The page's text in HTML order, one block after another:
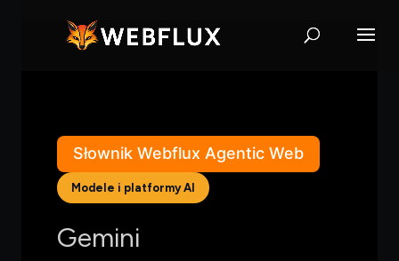
Słownik Webflux Agentic Web
Modele i platformy AI
Gemini